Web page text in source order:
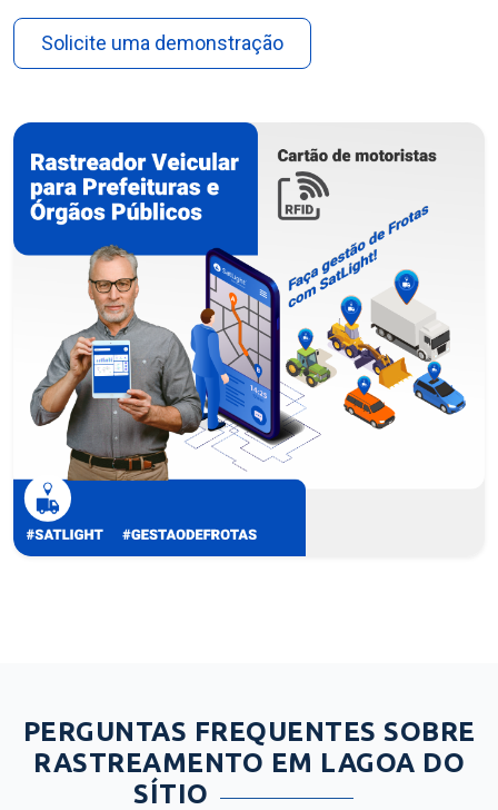
Solicite uma demonstração
PERGUNTAS FREQUENTES SOBRE
RASTREAMENTO EM LAGOA DO
SÍTIO